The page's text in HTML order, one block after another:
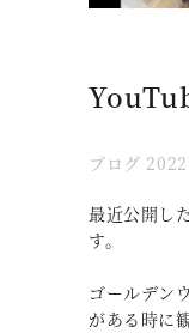
ブログ
最近公開し
す。
ゴールデン
がある時に